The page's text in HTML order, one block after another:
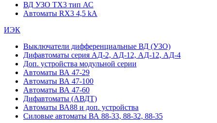
ВД УЗО TX3 тип АС
Автоматы RX3 4,5 kA
ИЭК
Выключатели дифференциальные ВД (УЗО)
Дифавтоматы серия АД-2, АД-12, АД-12, АД-4
Доп. устройства модульной серии
Автоматы ВА 47-29
Автоматы ВА 47-100
Автоматы ВА 47-60
Дифавтоматы (АВДТ)
Автоматы ВА88 и доп. устройства
Силовые автоматы ВА 88-33, 88-32, 88-35